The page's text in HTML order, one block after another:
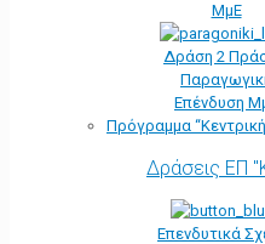
ΜμΕ
Δράση 2
Επένδυση
Πρόγραμμα
Δράσεις ΕΠ
Επενδυτικά